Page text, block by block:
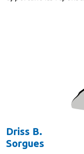
Driss B.
Sorgues